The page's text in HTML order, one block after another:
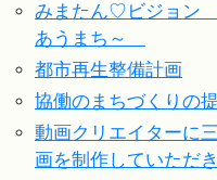
みまたん♡ビジョン
あうまち～
都市再生整備計画
協働のまちづくりの
動画クリエイターに
画を制作していただ